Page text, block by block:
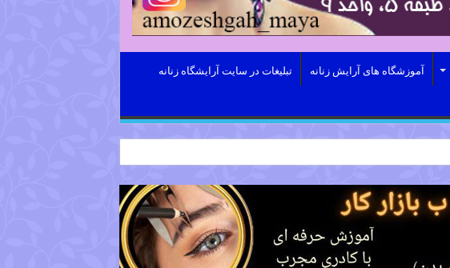
آموزشگاه های آرایش زنانه تبلیغات در سایت آرایشگاه زنانه